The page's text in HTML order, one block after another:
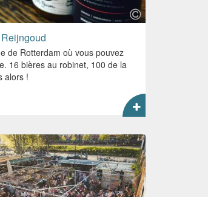
de Rotterdam où vous pouvez
16 bières au robinet, 100 de la
alors !